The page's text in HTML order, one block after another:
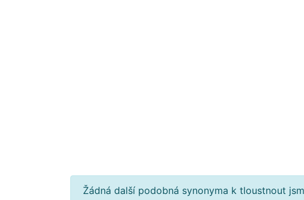
Žádná další podobná synonyma k tloustnout